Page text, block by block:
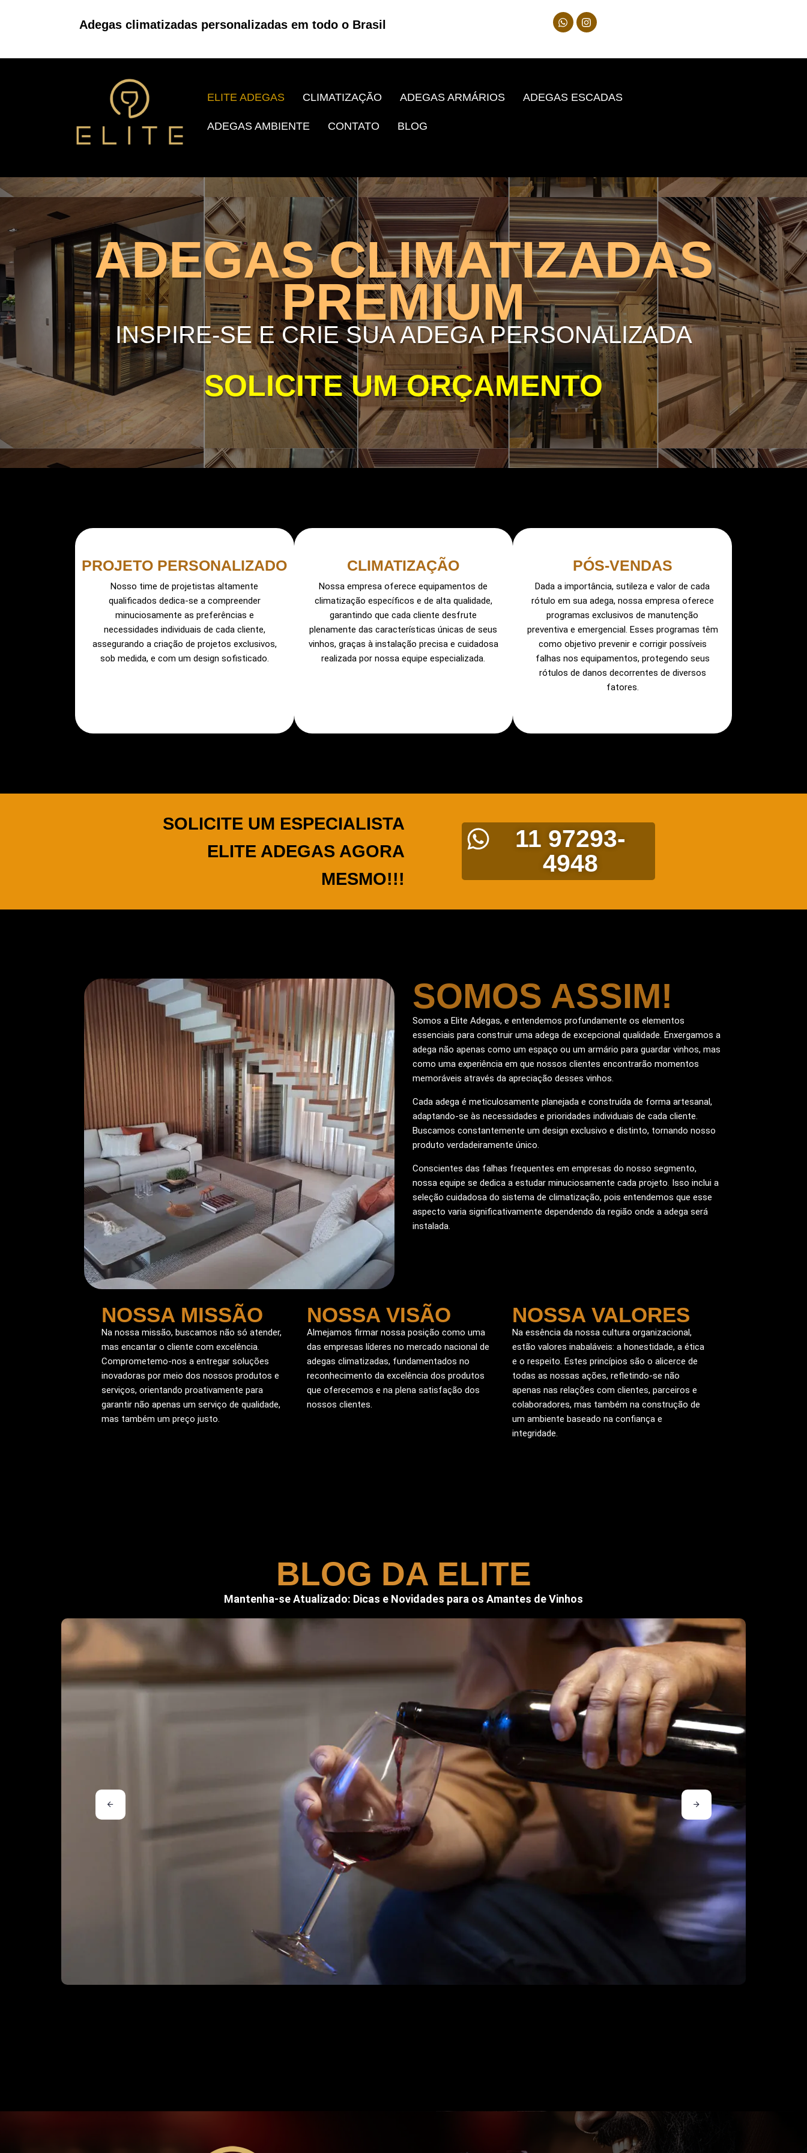
Adegas climatizadas personalizadas em todo o Brasil
ELITE ADEGAS CLIMATIZAÇÃO ADEGAS ARMÁRIOS ADEGAS ESCADAS
ADEGAS AMBIENTE CONTATO BLOG
ADEGAS CLIMATIZADAS
PREMIUM
INSPIRE-SE E CRIE SUA ADEGA PERSONALIZADA
SOLICITE UM ORÇAMENTO
PROJETO PERSONALIZADO
Nosso time de projetistas altamente
qualificados dedica-se a compreender
minuciosamente as preferências e
necessidades individuais de cada cliente,
assegurando a criação de projetos exclusivos,
sob medida, e com um design sofisticado.
CLIMATIZAÇÃO
Nossa empresa oferece equipamentos de
climatização específicos e de alta qualidade,
garantindo que cada cliente desfrute
plenamente das características únicas de seus
vinhos, graças à instalação precisa e cuidadosa
realizada por nossa equipe especializada.
PÓS-VENDAS
Dada a importância, sutileza e valor de cada
rótulo em sua adega, nossa empresa oferece
programas exclusivos de manutenção
preventiva e emergencial. Esses programas têm
como objetivo prevenir e corrigir possíveis
falhas nos equipamentos, protegendo seus
rótulos de danos decorrentes de diversos
fatores.
SOLICITE UM ESPECIALISTA
ELITE ADEGAS AGORA
MESMO!!!
11 97293-
4948
SOMOS ASSIM!
Somos a Elite Adegas, e entendemos profundamente os elementos
essenciais para construir uma adega de excepcional qualidade. Enxergamos a
adega não apenas como um espaço ou um armário para guardar vinhos, mas
como uma experiência em que nossos clientes encontrarão momentos
memoráveis através da apreciação desses vinhos.
Cada adega é meticulosamente planejada e construída de forma artesanal,
adaptando-se às necessidades e prioridades individuais de cada cliente.
Buscamos constantemente um design exclusivo e distinto, tornando nosso
produto verdadeiramente único.
Conscientes das falhas frequentes em empresas do nosso segmento,
nossa equipe se dedica a estudar minuciosamente cada projeto. Isso inclui a
seleção cuidadosa do sistema de climatização, pois entendemos que esse
aspecto varia significativamente dependendo da região onde a adega será
instalada.
NOSSA MISSÃO
Na nossa missão, buscamos não só atender,
mas encantar o cliente com excelência.
Comprometemo-nos a entregar soluções
inovadoras por meio dos nossos produtos e
serviços, orientando proativamente para
garantir não apenas um serviço de qualidade,
mas também um preço justo.
NOSSA VISÃO
Almejamos firmar nossa posição como uma
das empresas líderes no mercado nacional de
adegas climatizadas, fundamentados no
reconhecimento da excelência dos produtos
que oferecemos e na plena satisfação dos
nossos clientes.
NOSSA VALORES
Na essência da nossa cultura organizacional,
estão valores inabaláveis: a honestidade, a ética
e o respeito. Estes princípios são o alicerce de
todas as nossas ações, refletindo-se não
apenas nas relações com clientes, parceiros e
colaboradores, mas também na construção de
um ambiente baseado na confiança e
integridade.
BLOG DA ELITE
Mantenha-se Atualizado: Dicas e Novidades para os Amantes de Vinhos
A Importância da Temperatura